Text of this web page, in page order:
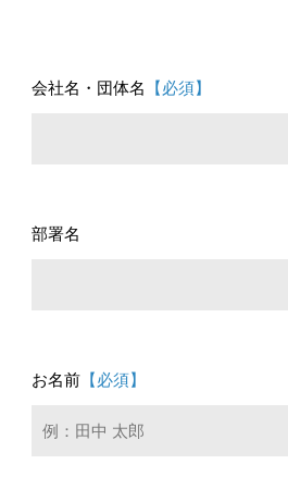
会社名・団体名 【必須】
部署名
お名前 【必須】